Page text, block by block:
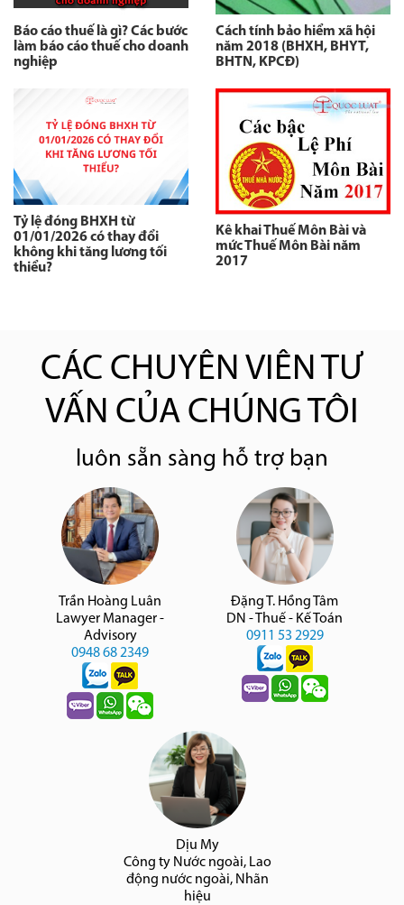
Báo cáo thuế là gì? Các bước
làm báo cáo thuế cho doanh
nghiệp
Cách tính bảo hiểm xã hội
năm 2018 (BHXH, BHYT,
BHTN, KPCĐ)
Tỷ lệ đóng BHXH từ
01/01/2026 có thay đổi
không khi tăng lương tối
thiểu?
Kê khai Thuế Môn Bài và
mức Thuế Môn Bài năm
2017
CÁC CHUYÊN VIÊN TƯ
VẤN CỦA CHÚNG TÔI
luôn sẵn sàng hỗ trợ bạn
Trần Hoàng Luân
Lawyer Manager -
Advisory
0948 68 2349
Đặng T. Hồng Tâm
DN - Thuế - Kế Toán
0911 53 2929
Dịu My
Công ty Nước ngoài, Lao
động nước ngoài, Nhãn
hiệu